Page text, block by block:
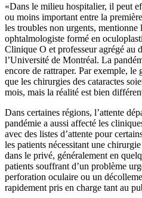
«Dans le milieu hospitalier, il peut
ou moins important entre la
les troubles non urgents,
ophtalmologiste formé en
Clinique O et professeur agrégé au
l’Université de Montréal. La
encore de rattraper. Par exemple, le
que les chirurgies des cataractes
mois, mais la réalité est bien
Dans certaines régions, l’attente
pandémie a aussi affecté les
avec des listes d’attente pour
les patients nécessitant une
dans le privé, généralement en
patients souffrant d’un problème
perforation oculaire ou un
rapidement pris en charge tant au